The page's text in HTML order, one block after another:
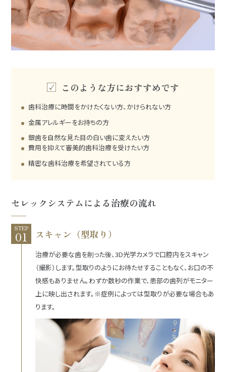
このような方におすすめです
歯科治療に時間をかけたくない方、かけられない方
金属アレルギーをお持ちの方
銀歯を自然な見た目の白い歯に変えたい方
費用を抑えて審美的歯科治療を受けたい方
精密な歯科治療を希望されている方
セレックシステムによる治療の流れ
スキャン（型取り）
STEP
治療が必要な歯を削った後、3D光学カメラで口腔内をスキャン
（撮影）します。型取りのようにお待たせすることもなく、お口の不
快感もありません。わずか数秒の作業で、患部の歯列がモニター
上に映し出されます。※症例によっては型取りが必要な場合もあ
ります。